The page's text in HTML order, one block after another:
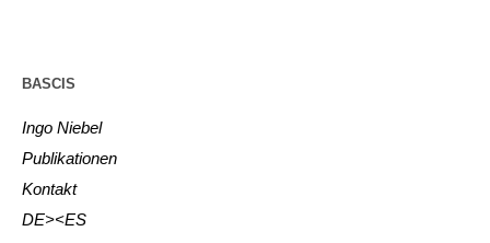
BASCIS
Ingo Niebel
Publikationen
Kontakt
DE><ES